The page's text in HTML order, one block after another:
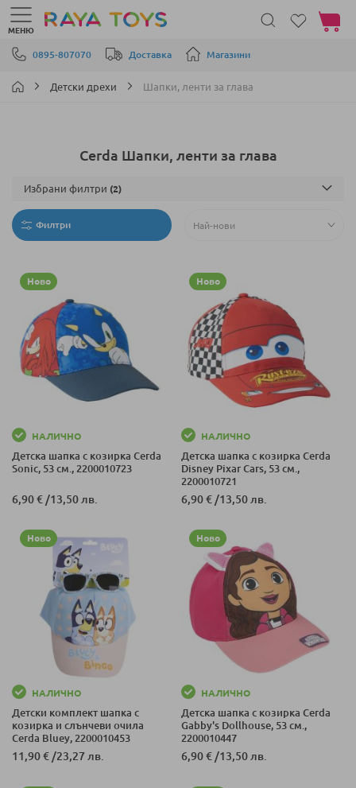
Прескачане към съдържанието
0895-807070 Доставка Магазини
МЕНЮ
Моята
Детски дрехи Шапки, ленти за глава
Cerda Шапки, ленти за глава
Филтри
Ново
НАЛИЧНО
Детска шапка с козирка Cerda
Sonic, 53 см., 2200010723
6,90 € /13,50 лв.
Ново
НАЛИЧНО
Детска шапка с козирка Cerda
Disney Pixar Cars, 53 см.,
2200010721
6,90 € /13,50 лв.
Ново
НАЛИЧНО
Детски комплект шапка с
козирка и слънчеви очила
Cerda Bluey, 2200010453
11,90 € /23,27 лв.
Ново
НАЛИЧНО
Детска шапка с козирка Cerda
Gabby's Dollhouse, 53 см.,
2200010447
6,90 € /13,50 лв.
Избрани филтри